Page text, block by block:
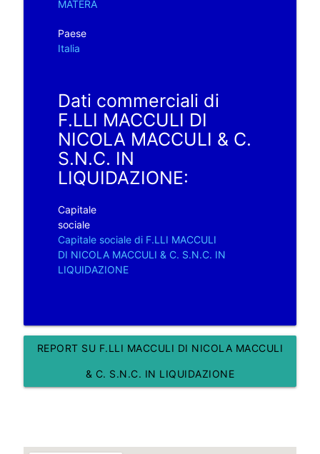
MATERA
Paese
Italia
Dati commerciali di
F.LLI MACCULI DI
NICOLA MACCULI & C.
S.N.C. IN
LIQUIDAZIONE:
Capitale
sociale
Capitale sociale di F.LLI MACCULI
DI NICOLA MACCULI & C. S.N.C. IN
LIQUIDAZIONE
REPORT SU F.LLI MACCULI DI NICOLA MACCULI
& C. S.N.C. IN LIQUIDAZIONE